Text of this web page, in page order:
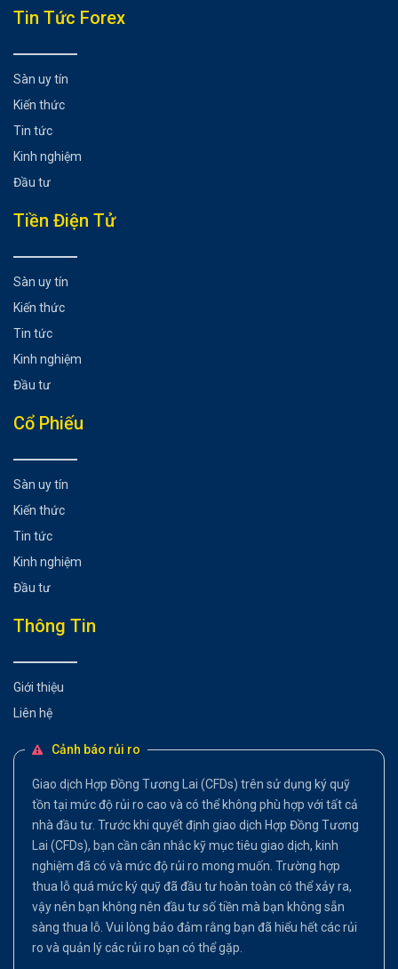
Tổng hợp bài viết
Tin Tức Forex
Sàn uy tín
Kiến thức
Tin tức
Kinh nghiệm
Đầu tư
Tiền Điện Tử
Sàn uy tín
Kiến thức
Tin tức
Kinh nghiệm
Đầu tư
Cổ Phiếu
Sàn uy tín
Kiến thức
Tin tức
Kinh nghiệm
Đầu tư
Thông Tin
Giới thiệu
Liên hệ
Cảnh báo rủi ro
Giao dịch Hợp Đồng Tương Lai (CFDs) trên sử dụng ký quỹ
tồn tại mức độ rủi ro cao và có thể không phù hợp với tất cả
nhà đầu tư. Trước khi quyết định giao dịch Hợp Đồng Tương
Lai (CFDs), bạn cần cân nhắc kỹ mục tiêu giao dịch, kinh
nghiệm đã có và mức độ rủi ro mong muốn. Trường hợp
thua lỗ quá mức ký quỹ đã đầu tư hoàn toàn có thể xảy ra,
vậy nên bạn không nên đầu tư số tiền mà bạn không sẵn
sàng thua lỗ. Vui lòng bảo đảm rằng bạn đã hiểu hết các rủi
ro và quản lý các rủi ro bạn có thể gặp.